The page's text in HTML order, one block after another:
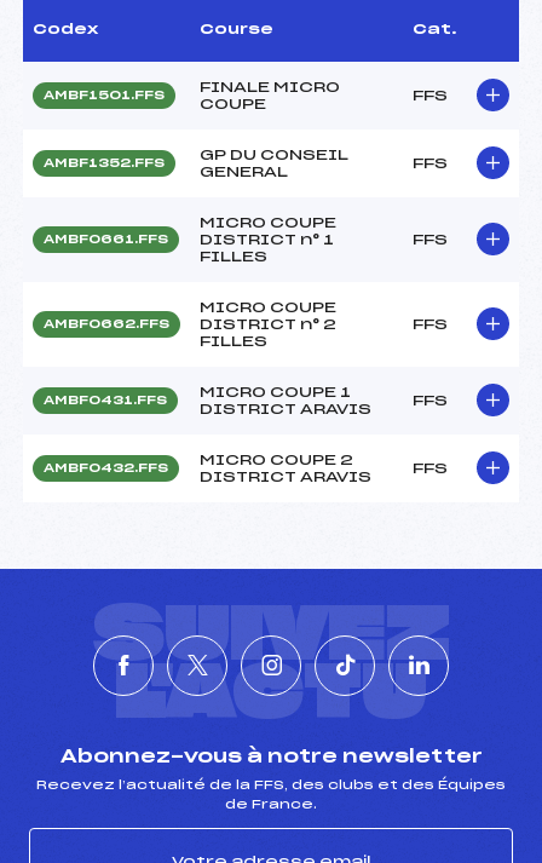
Codex Course Cat.
AMBF1501.FFS
FINALE MICRO
COUPE
FFS
AMBF1352.FFS
GP DU CONSEIL
GENERAL
FFS
AMBF0661.FFS
MICRO COUPE
DISTRICT n° 1
FILLES
FFS
AMBF0662.FFS
MICRO COUPE
DISTRICT n° 2
FILLES
FFS
AMBF0431.FFS
MICRO COUPE 1
DISTRICT ARAVIS
FFS
AMBF0432.FFS
MICRO COUPE 2
DISTRICT ARAVIS
FFS
SUIVEZ
L'ACTU
Abonnez-vous à notre newsletter
Recevez l’actualité de la FFS, des clubs et des Équipes
de France.